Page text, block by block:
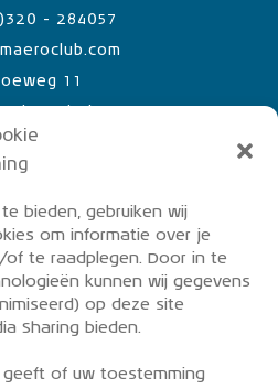
bieden, gebruiken wij
om informatie over je
te raadplegen. Door in te
kunnen wij gegevens
op deze site
Sharing bieden.
of uw toestemming
11
- 284057
POLICY
KLM AEROCLUB
VLOOT